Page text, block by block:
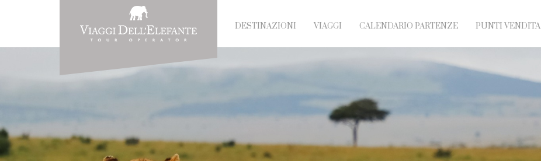
DESTINAZIONI VIAGGI CALENDARIO PARTENZE PUNTI VENDITA